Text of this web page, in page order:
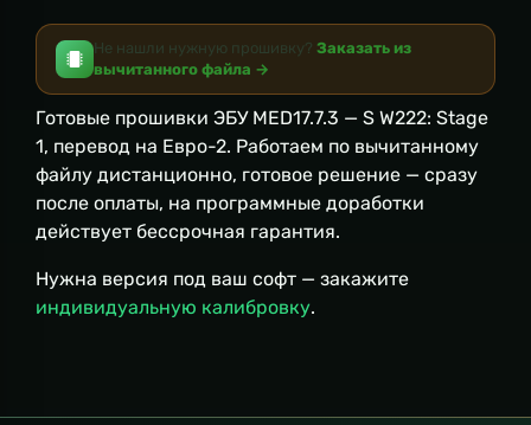
Не нашли нужную прошивку? Заказать из
вычитанного файла →
Готовые прошивки ЭБУ MED17.7.3 — S W222: Stage
1, перевод на Евро-2. Работаем по вычитанному
файлу дистанционно, готовое решение — сразу
после оплаты, на программные доработки
действует бессрочная гарантия.
Нужна версия под ваш софт — закажите
индивидуальную калибровку.